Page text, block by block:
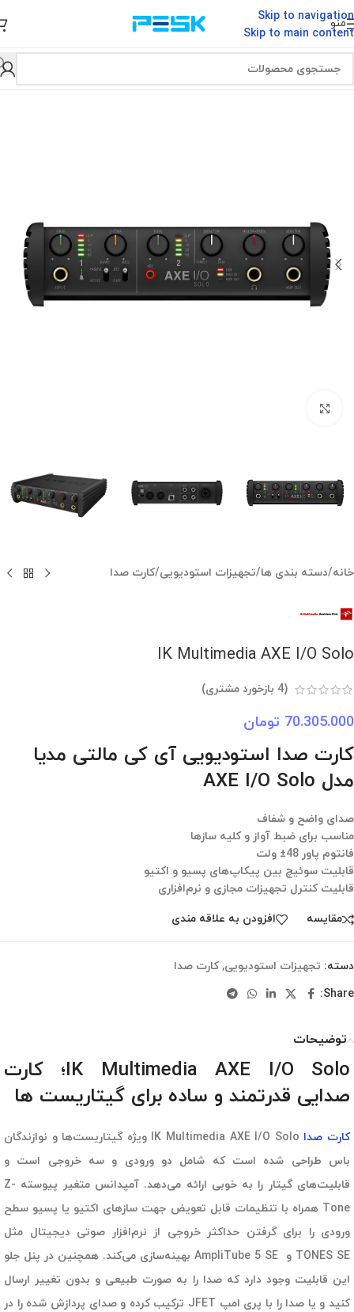
Skip to navigation
Skip to main content
منو
خانه/دسته بندی ها/تجهیزات استودیویی/کارت صدا
IK Multimedia AXE I/O Solo
(
4 بازخورد مشتری)
70.305.000 تومان
کارت صدا استودیویی آی کی مالتی مدیا
مدل AXE I/O Solo
صدای واضح و شفاف
مناسب برای ضبط آواز و کلیه سازها
فانتوم پاور 48± ولت
قابلیت سوئیچ بین پیکاپ‌های پسیو و اکتیو
قابلیت کنترل تجهیزات مجازی و نرم‌افزاری
مقایسه افزودن به علاقه مندی
دسته: تجهیزات استودیویی, کارت صدا
Share:
توضیحات
IK Multimedia AXE I/O Solo؛ کارت
صدایی قدرتمند و ساده برای گیتاریست ها
کارت صدا
IK Multimedia AXE I/O Solo ویژه گیتاریست‌ها و نوازندگان
باس طراحی شده است که شامل دو ورودی و سه خروجی است و
قابلیت‌های گیتار را به خوبی ارائه می‌دهد. آمپدانس متغیر پیوسته Z-
Tone همراه با تنظیمات قابل تعویض جهت سازهای اکتیو یا پسیو سطح
ورودی را برای گرفتن حداکثر خروجی از نرم‌افزار صوتی دیجیتال مثل
TONES SE و AmpliTube 5 SE بهینه‌سازی می‌کند. همچنین در پنل جلو
این قابلیت وجود دارد که صدا را به صورت طبیعی و بدون تغییر ارسال
کنید و یا صدا را با پری امپ JFET ترکیب کرده و صدای پردازش شده را در